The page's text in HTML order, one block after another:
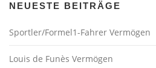
NEUESTE BEITRÄGE
Sportler/Formel1-Fahrer Vermögen
Louis de Funès Vermögen